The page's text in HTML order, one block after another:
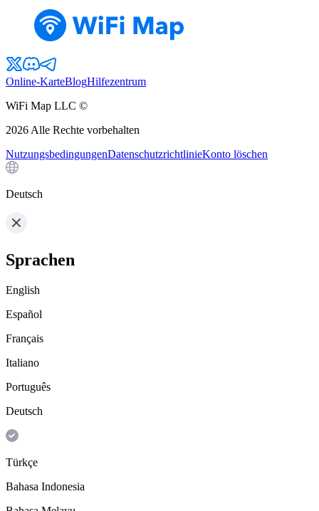
Online-KarteBlogHilfezentrum
WiFi Map LLC ©
2026 Alle Rechte vorbehalten
NutzungsbedingungenDatenschutzrichtlinieKonto löschen
Deutsch
Sprachen
English
Español
Français
Italiano
Português
Deutsch
Türkçe
Bahasa Indonesia